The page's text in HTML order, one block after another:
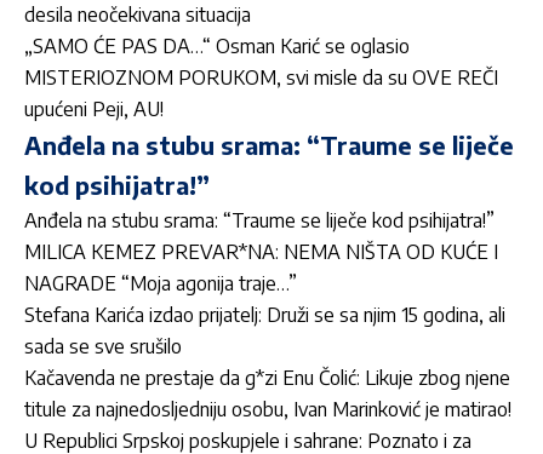
desila neočekivana situacija
„SAMO ĆE PAS DA…“ Osman Karić se oglasio
MISTERIOZNOM PORUKOM, svi misle da su OVE REČI
upućeni Peji, AU!
Anđela na stubu srama: “Traume se liječe
kod psihijatra!”
Anđela na stubu srama: “Traume se liječe kod psihijatra!”
MILICA KEMEZ PREVAR*NA: NEMA NIŠTA OD KUĆE I
NAGRADE “Moja agonija traje…”
Stefana Karića izdao prijatelj: Druži se sa njim 15 godina, ali
sada se sve srušilo
Kačavenda ne prestaje da g*zi Enu Čolić: Likuje zbog njene
titule za najnedosljedniju osobu, Ivan Marinković je matirao!
U Republici Srpskoj poskupjele i sahrane: Poznato i za